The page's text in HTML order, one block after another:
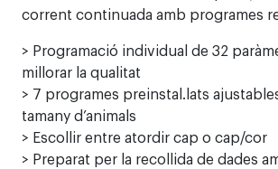
corrent continuada amb programes
> Programació individual de 32
millorar la qualitat
> 7 programes preinstal.lats
tamany d’animals
> Escollir entre atordir cap o cap/cor
> Preparat per la recollida de dades